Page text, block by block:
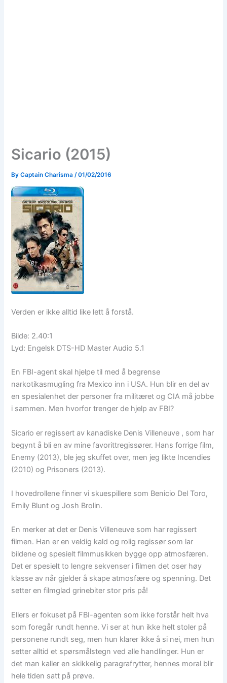
Sicario (2015)
ByCaptain Charisma /01/02/2016
Verden er ikke alltid like lett å forstå.
Bilde: 2.40:1
Lyd: Engelsk DTS-HD Master Audio 5.1
En FBI-agent skal hjelpe til med å begrense
narkotikasmugling fra Mexico inn i USA. Hun blir en del av
en spesialenhet der personer fra militæret og CIA må jobbe
i sammen. Men hvorfor trenger de hjelp av FBI?
Sicario er regissert av kanadiske Denis Villeneuve , som har
begynt å bli en av mine favorittregissører. Hans forrige film,
Enemy (2013), ble jeg skuffet over, men jeg likte Incendies
(2010) og Prisoners (2013).
I hovedrollene finner vi skuespillere som Benicio Del Toro,
Emily Blunt og Josh Brolin.
En merker at det er Denis Villeneuve som har regissert
filmen. Han er en veldig kald og rolig regissør som lar
bildene og spesielt filmmusikken bygge opp atmosfæren.
Det er spesielt to lengre sekvenser i filmen det oser høy
klasse av når gjelder å skape atmosfære og spenning. Det
setter en filmglad grinebiter stor pris på!
Ellers er fokuset på FBI-agenten som ikke forstår helt hva
som foregår rundt henne. Vi ser at hun ikke helt stoler på
personene rundt seg, men hun klarer ikke å si nei, men hun
setter alltid et spørsmålstegn ved alle handlinger. Hun er
det man kaller en skikkelig paragrafrytter, hennes moral blir
hele tiden satt på prøve.